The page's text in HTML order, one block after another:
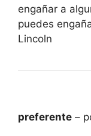
engañar a
puedes
Lincoln
preferente –